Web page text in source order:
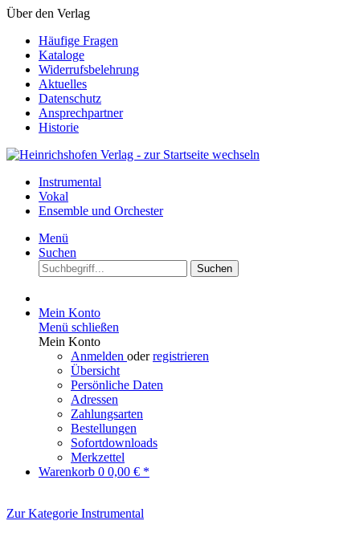
Über den Verlag
Häufige Fragen
Kataloge
Widerrufsbelehrung
Aktuelles
Datenschutz
Ansprechpartner
Historie
Instrumental
Vokal
Ensemble und Orchester
Menü
Suchen
Suchen
Mein Konto
Menü schließen
Mein Konto
Anmelden oderregistrieren
Übersicht
Persönliche Daten
Adressen
Zahlungsarten
Bestellungen
Sofortdownloads
Merkzettel
Warenkorb 0 0,00 € *
Zur Kategorie Instrumental